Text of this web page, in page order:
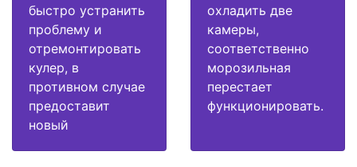
быстро устранить
проблему и
отремонтировать
кулер, в
противном случае
предоставит
новый
охладить две
камеры,
соответственно
морозильная
перестает
функционировать.